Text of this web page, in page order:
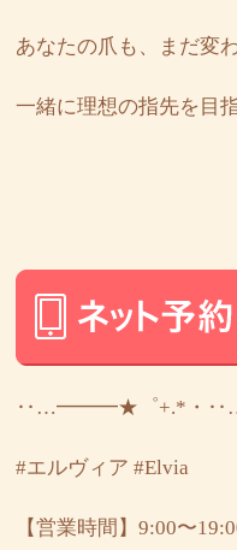
あなたの爪も、まだ変
一緒に理想の指先を目
‥…━━━★゜+.*・
#エルヴィア #Elvia
【営業時間】9:00〜